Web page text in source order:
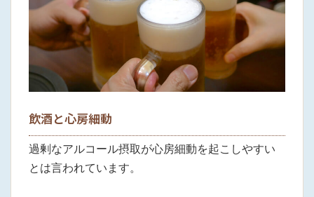
飲酒と心房細動
過剰なアルコール摂取が心房細動を起こしやすい
とは言われています。